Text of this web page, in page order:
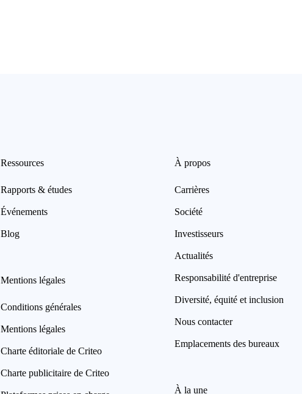
Ressources
Rapports & études
Événements
Blog
Mentions légales
Conditions générales
Mentions légales
Charte éditoriale de Criteo
Charte publicitaire de Criteo
À propos
Carrières
Société
Investisseurs
Actualités
Responsabilité d'entreprise
Diversité, équité et inclusion
Nous contacter
Emplacements des bureaux
À la une